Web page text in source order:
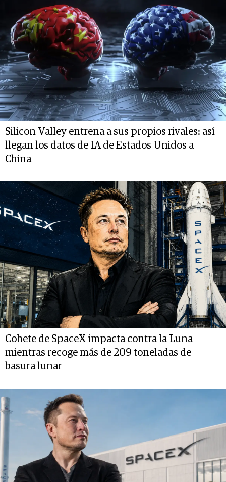
Silicon Valley entrena a sus propios rivales: así
llegan los datos de IA de Estados Unidos a
China
Cohete de SpaceX impacta contra la Luna
mientras recoge más de 209 toneladas de
basura lunar